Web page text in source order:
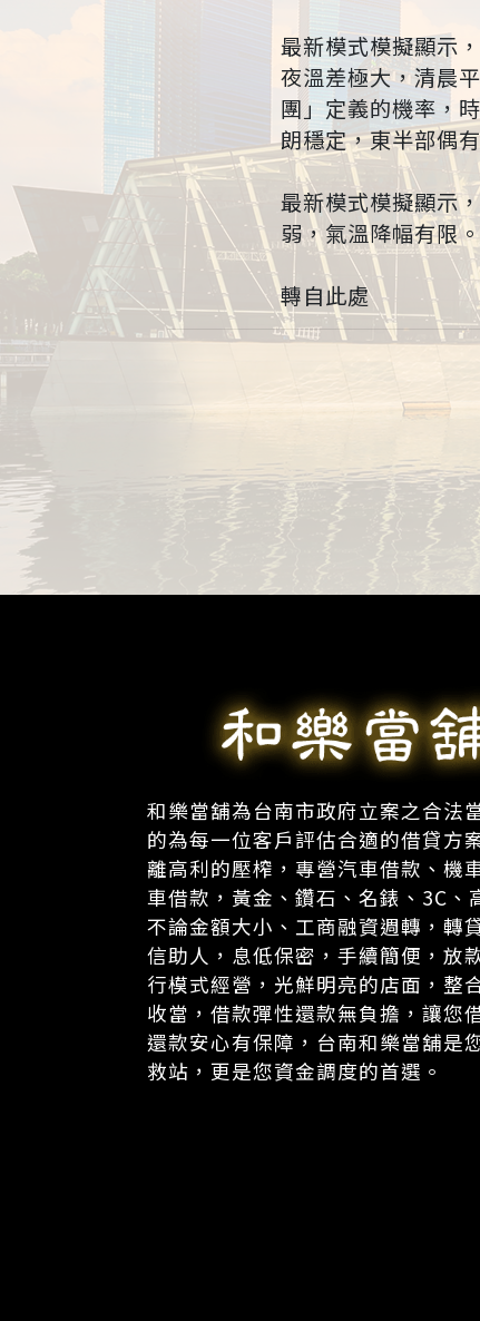
最新模式模擬顯示
夜溫差極大，清晨
團」定義的機率，
朗穩定，東半部偶
最新模式模擬顯示
弱，氣溫降幅有限。
轉自此處
和樂當舖為台南市政府立案之合法
的為每一位客戶評估合適的借貸方
離高利的壓榨，專營汽車借款、機
車借款，黃金、鑽石、名錶、3C、
不論金額大小、工商融資週轉，轉
信助人，息低保密，手續簡便，放
行模式經營，光鮮明亮的店面，整
收當，借款彈性還款無負擔，讓您
還款安心有保障，台南和樂當舖是
救站，更是您資金調度的首選。